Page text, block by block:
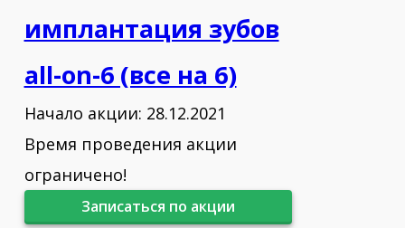
костной пластики (Nobel Biocare,
Астана).
2010 – Хирургические аспекты
протезирования на имплантах.
2014 – All-on-4: концепция и
практика.
имплантация зубов
all-on-6 (все на 6)
Начало акции: 28.12.2021
Время проведения акции
ограничено!
Записаться по акции